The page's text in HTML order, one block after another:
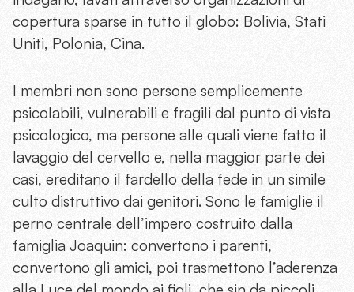
copertura sparse in tutto il globo: Bolivia, Stati
Uniti, Polonia, Cina.
I membri non sono persone semplicemente
psicolabili, vulnerabili e fragili dal punto di vista
psicologico, ma persone alle quali viene fatto il
lavaggio del cervello e, nella maggior parte dei
casi, ereditano il fardello della fede in un simile
culto distruttivo dai genitori. Sono le famiglie il
perno centrale dell’impero costruito dalla
famiglia Joaquin: convertono i parenti,
convertono gli amici, poi trasmettono l’aderenza